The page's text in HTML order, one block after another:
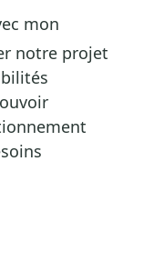
mon
notre projet